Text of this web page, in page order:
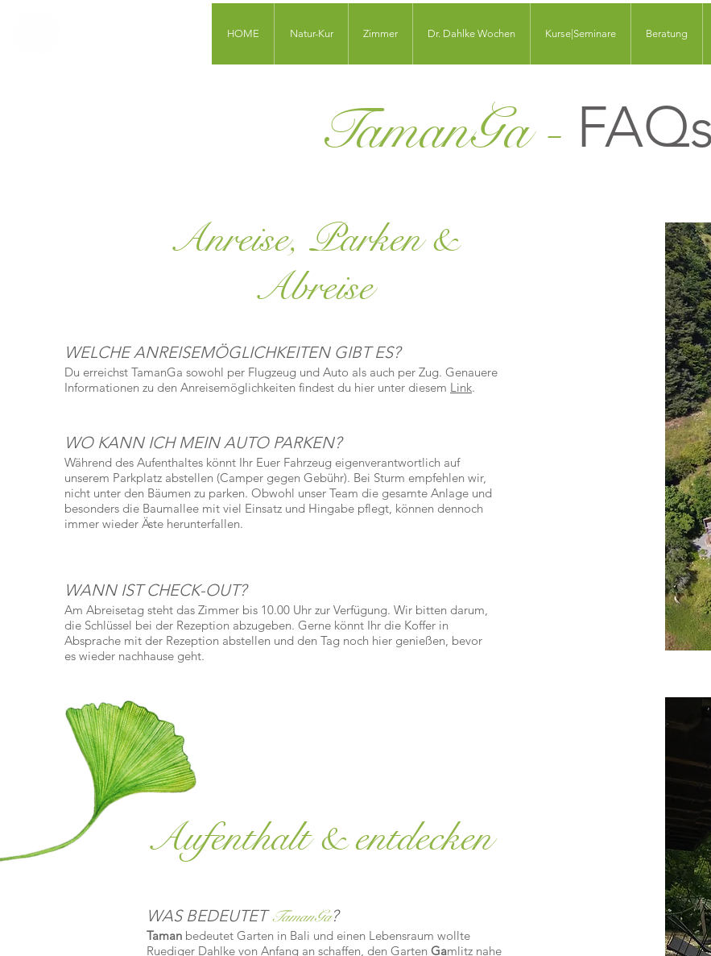
HOME Natur-Kur Zimmer Dr. Dahlke Wochen Kurse|Seminare Beratung
TamanGa - FAQs
Anreise, Parken &
Abreise
WELCHE ANREISEMÖGLICHKEITEN GIBT ES?
Du erreichst TamanGa sowohl per Flugzeug und Auto als auch per Zug. Genauere
Informationen zu den Anreisemöglichkeiten findest du hier unter diesem Link.
WO KANN ICH MEIN AUTO PARKEN?
Während des Aufenthaltes könnt Ihr Euer Fahrzeug eigenverantwortlich auf
unserem Parkplatz abstellen (Camper gegen Gebühr). Bei Sturm empfehlen wir,
nicht unter den Bäumen zu parken. Obwohl unser Team die gesamte Anlage und
besonders die Baumallee mit viel Einsatz und Hingabe pflegt, können dennoch
immer wieder Äste herunterfallen.
WANN IST CHECK-OUT?
Am Abreisetag steht das Zimmer bis 10.00 Uhr zur Verfügung. Wir bitten darum,
die Schlüssel bei der Rezeption abzugeben. Gerne könnt Ihr die Koffer in
Absprache mit der Rezeption abstellen und den Tag noch hier genießen, bevor
es wieder nachhause geht.
WAS BEDEUTETTamanGa?
Taman bedeutet Garten in Bali und einen Lebensraum wollte
Ruediger Dahlke von Anfang an schaffen, den Garten Gamlitz nahe
Aufenthalt & entdecken